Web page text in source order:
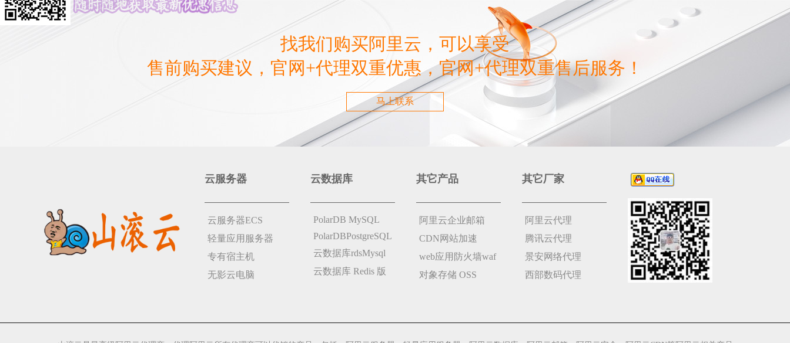
找我们购买阿里云，可以享受
售前购买建议，官网+代理双重优惠，官网+代理双重售后服务！
马上联系
云服务器
云服务器ECS
轻量应用服务器
专有宿主机
无影云电脑
云数据库
PolarDB MySQL
PolarDBPostgreSQL
云数据库rdsMysql
云数据库 Redis 版
其它产品
阿里云企业邮箱
CDN网站加速
web应用防火墙waf
对象存储 OSS
其它厂家
阿里云代理
腾讯云代理
景安网络代理
西部数码代理